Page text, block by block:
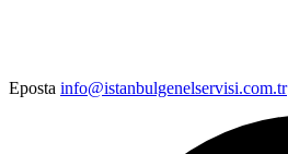
Eposta info@istanbulgenelservisi.com.tr